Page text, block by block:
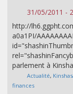
31/05/2011 -
http://
a0a1PI/
parlement à
Actualité,
finances